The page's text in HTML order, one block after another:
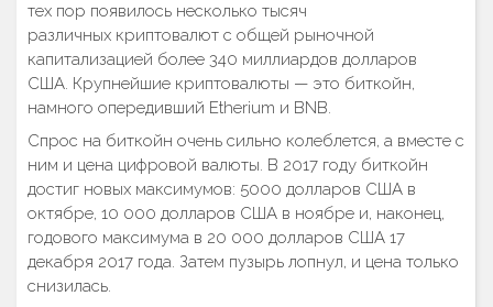
тех пор появилось несколько тысяч
различных криптовалют с общей рыночной
капитализацией более 340 миллиардов долларов
США. Крупнейшие криптовалюты — это биткойн,
намного опередивший Etherium и BNB.
Спрос на биткойн очень сильно колеблется, а вместе с
ним и цена цифровой валюты. В 2017 году биткойн
достиг новых максимумов: 5000 долларов США в
октябре, 10 000 долларов США в ноябре и, наконец,
годового максимума в 20 000 долларов США 17
декабря 2017 года. Затем пузырь лопнул, и цена только
снизилась.